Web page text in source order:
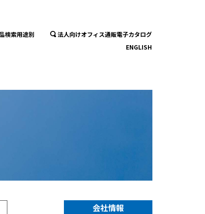
検索用途別
法人向けオフィス通販電子カタログ
ENGLISH
会社情報